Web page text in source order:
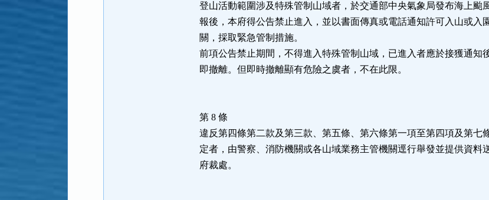
登山活動範圍涉及特殊管制山域者，於交通部中央氣象局發布海上颱
報後，本府得公告禁止進入，並以書面傳真或電話通知許可入山或入
關，採取緊急管制措施。
前項公告禁止期間，不得進入特殊管制山域，已進入者應於接獲通知
即撤離。但即時撤離顯有危險之虞者，不在此限。
第 8 條
違反第四條第二款及第三款、第五條、第六條第一項至第四項及第七
定者，由警察、消防機關或各山域業務主管機關逕行舉發並提供資料
府裁處。